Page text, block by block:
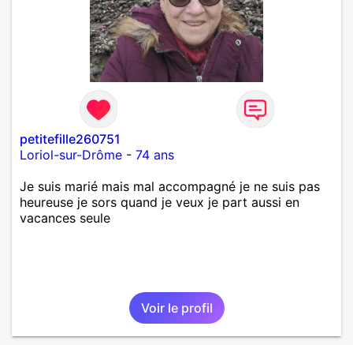
petitefille260751
Loriol-sur-Drôme - 74 ans
Je suis marié mais mal accompagné je ne suis pas
heureuse je sors quand je veux je part aussi en
vacances seule
Voir le profil